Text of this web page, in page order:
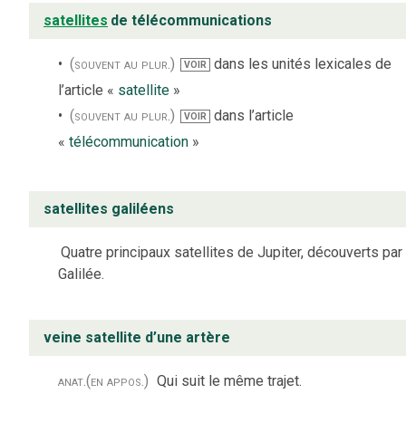
satellites de télécommunications
(souvent au plur.) VOIR
dans les unités lexicales de
l’article « satellite »
(souvent au plur.)
VOIR dans l’article
« télécommunication »
satellites galiléens
Quatre principaux satellites de Jupiter, découverts par
Galilée.
veine satellite d’une artère
anat.(en appos.) Qui suit le même trajet.